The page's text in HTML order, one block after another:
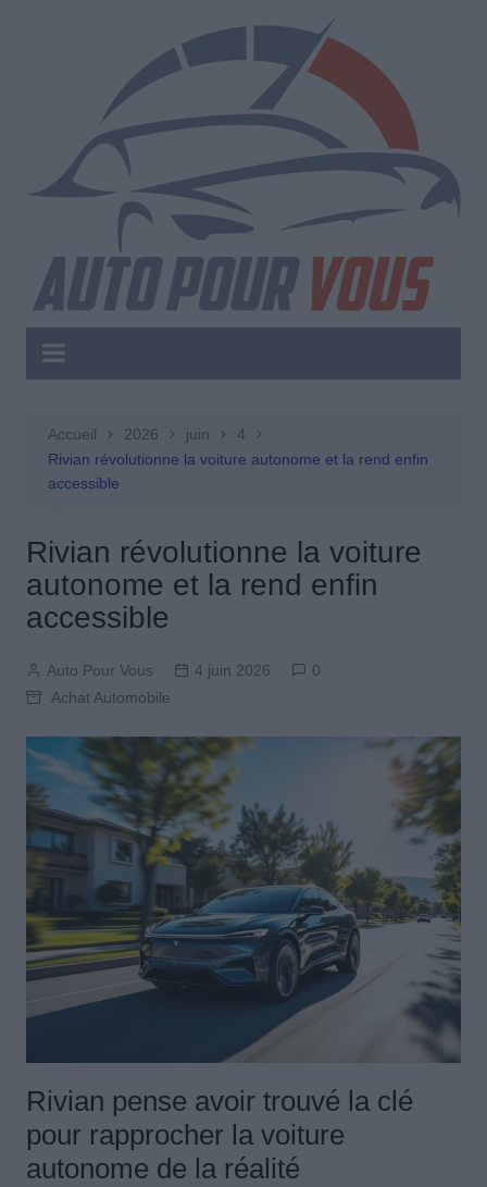
Accueil 2026 juin
4
Rivian révolutionne la voiture autonome et la rend enfin
accessible
Rivian révolutionne la voiture
autonome et la rend enfin
accessible
Auto Pour Vous 4 juin 2026
0
Achat Automobile
Rivian pense avoir trouvé la clé
pour rapprocher la voiture
autonome de la réalité